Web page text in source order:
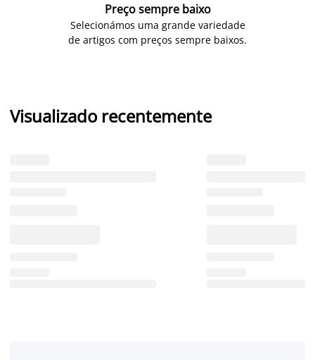
Preço sempre baixo
Selecionámos uma grande variedade
de artigos com preços sempre baixos.
Visualizado recentemente